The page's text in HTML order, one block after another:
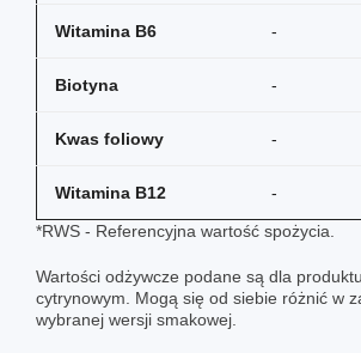
Witamina B6 -
Biotyna -
Kwas foliowy -
Witamina B12 -
*RWS - Referencyjna wartość spożycia.
Wartości odżywcze podane są dla
cytrynowym. Mogą się od siebie różnić w
wybranej wersji smakowej.